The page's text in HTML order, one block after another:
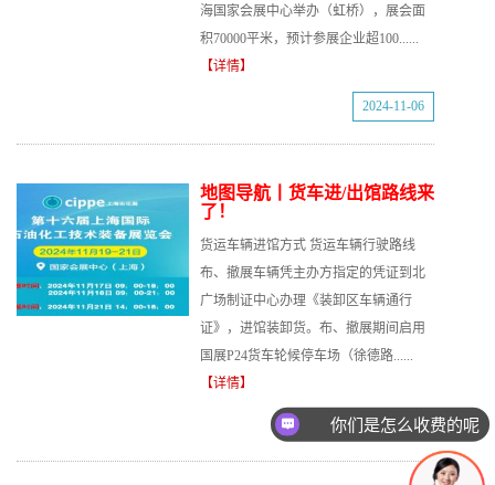
海国家会展中心举办（虹桥），展会面
积70000平米，预计参展企业超100......
【详情】
2024-11-06
地图导航丨货车进/出馆路线来
了！
货运车辆进馆方式 货运车辆行驶路线
布、撤展车辆凭主办方指定的凭证到北
广场制证中心办理《装卸区车辆通行
证》，进馆装卸货。布、撤展期间启用
国展P24货车轮候停车场（徐德路......
【详情】
2024-11-06
你们是怎么收费的呢